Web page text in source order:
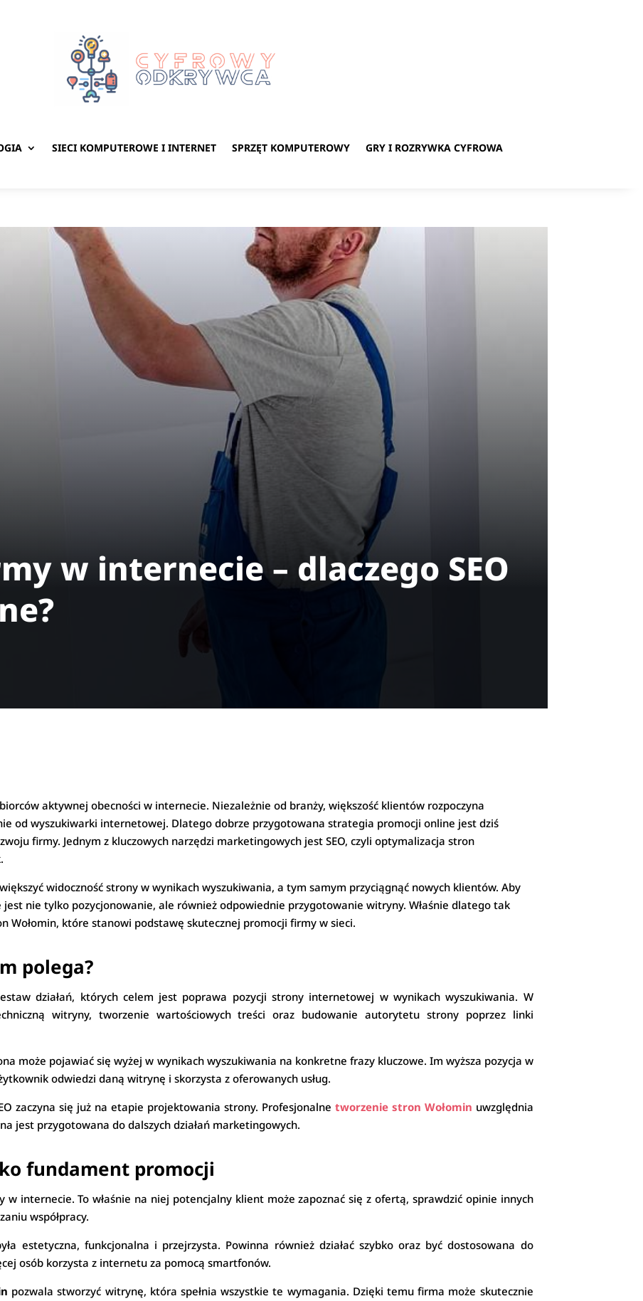
SIECI KOMPUTEROWE I INTERNET SPRZĘT KOMPUTEROWY GRY I ROZRYWKA CYFROWA
w internecie – dlaczego SEO
aktywnej obecności w internecie. Niezależnie od branży, większość klientów rozpoczyna
od wyszukiwarki internetowej. Dlatego dobrze przygotowana strategia promocji online jest dziś
firmy. Jednym z kluczowych narzędzi marketingowych jest SEO, czyli optymalizacja stron
widoczność strony w wynikach wyszukiwania, a tym samym przyciągnąć nowych klientów. Aby
nie tylko pozycjonowanie, ale również odpowiednie przygotowanie witryny. Właśnie dlatego tak
Wołomin, które stanowi podstawę skutecznej promocji firmy w sieci.
polega?
działań, których celem jest poprawa pozycji strony internetowej w wynikach wyszukiwania. W
witryny, tworzenie wartościowych treści oraz budowanie autorytetu strony poprzez linki
może pojawiać się wyżej w wynikach wyszukiwania na konkretne frazy kluczowe. Im wyższa pozycja w
odwiedzi daną witrynę i skorzysta z oferowanych usług.
zaczyna się już na etapie projektowania strony. Profesjonalne tworzenie stron Wołomin uwzględnia
jest przygotowana do dalszych działań marketingowych.
fundament promocji
internecie. To właśnie na niej potencjalny klient może zapoznać się z ofertą, sprawdzić opinie innych
współpracy.
estetyczna, funkcjonalna i przejrzysta. Powinna również działać szybko oraz być dostosowana do
osób korzysta z internetu za pomocą smartfonów.
pozwala stworzyć witrynę, która spełnia wszystkie te wymagania. Dzięki temu firma może skutecznie